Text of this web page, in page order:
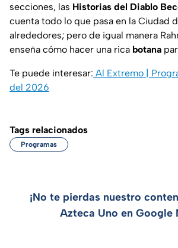
secciones, las Historias del Diablo
cuenta todo lo que pasa en la Ciudad
alrededores; pero de igual manera
enseña cómo hacer una rica botana
Te puede interesar: Al Extremo |
del 2026
Tags relacionados
Programas
¡No te pierdas nuestro
Azteca Uno en Google